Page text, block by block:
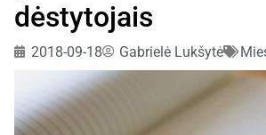
dėstytojais
2018-09-18 Gabrielė Lukšytė